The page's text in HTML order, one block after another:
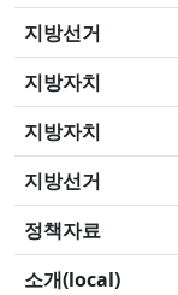
지방선거
지방자치
지방자치
지방선거
정책자료
소개(local)